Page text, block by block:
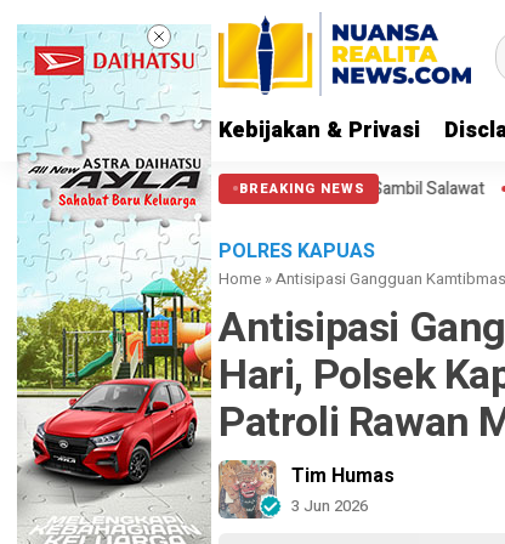
Kebijakan & Privasi
BREAKING NEWS
Thamrin, Putar Balik ke HI Sambil Salawat Prof Tjandra:
POLRES KAPUAS
Home »Antisipasi Gangguan
Antisipasi
Hari, Polsek
Patroli Rawan
Tim Humas
3 Jun 2026